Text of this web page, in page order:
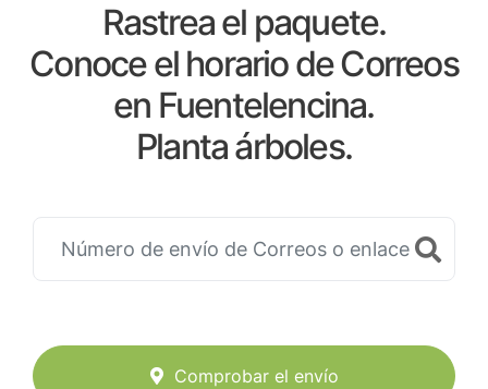
Rastrea el paquete.
Conoce el horario de Correos
en Fuentelencina.
Planta árboles.
Comprobar el envío